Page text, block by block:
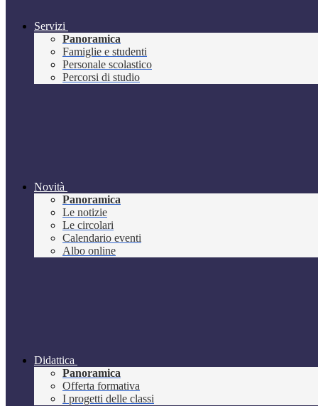
Servizi
Panoramica
Famiglie e studenti
Personale scolastico
Percorsi di studio
Novità
Panoramica
Le notizie
Le circolari
Calendario eventi
Albo online
Didattica
Panoramica
Offerta formativa
I progetti delle classi